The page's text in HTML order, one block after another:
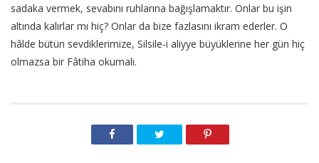
sadaka vermek, sevabını ruhlarına bağışlamaktır. Onlar bu işin
altında kalırlar mı hiç? Onlar da bize fazlasını ikram ederler. O
hâlde bütün sevdiklerimize, Silsile-i aliyye büyüklerine her gün hiç
olmazsa bir Fâtiha okumalı.